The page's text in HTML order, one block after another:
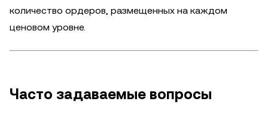
количество ордеров, размещенных на каждом
ценовом уровне.
Часто задаваемые вопросы